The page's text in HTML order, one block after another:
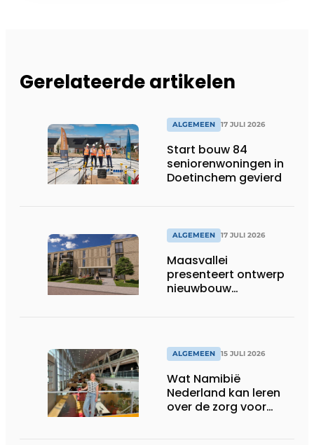
Gerelateerde artikelen
ALGEMEEN 17 JULI 2026
Start bouw 84
seniorenwoningen in
Doetinchem gevierd
ALGEMEEN 17 JULI 2026
Maasvallei
presenteert ontwerp
nieuwbouw
ALGEMEEN 15 JULI 2026
Wat Namibië
Nederland kan leren
over de zorg voor